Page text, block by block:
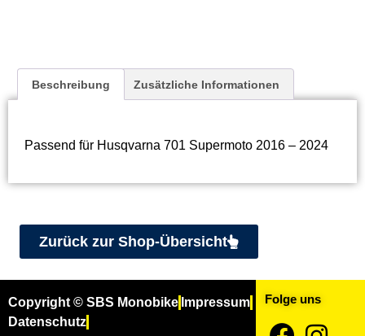
Beschreibung Zusätzliche Informationen
Passend für Husqvarna 701 Supermoto 2016 – 2024
Zurück zur Shop-Übersicht
Copyright © SBS Monobike Impressum
Datenschutz
Folge uns